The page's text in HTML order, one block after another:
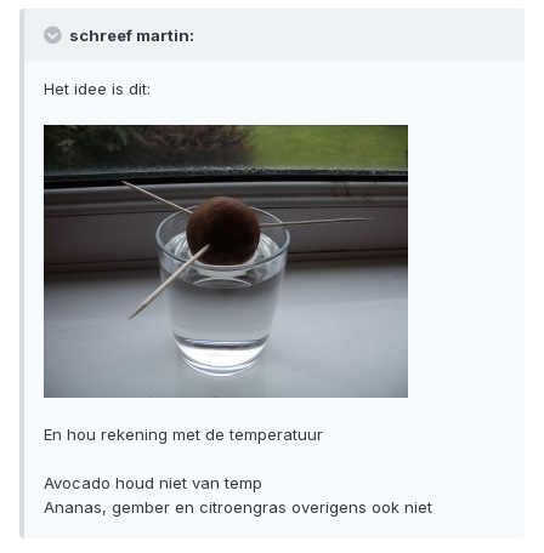
schreef martin:
Het idee is dit:
En hou rekening met de temperatuur
Avocado houd niet van temp
Ananas, gember en citroengras overigens ook niet